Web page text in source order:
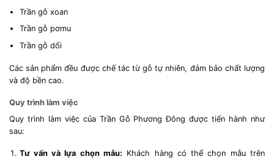
Trần gỗ xoan
Trần gỗ pơmu
Trần gỗ dổi
Các sản phẩm đều được chế tác từ gỗ tự nhiên, đảm bảo chất lượng
và độ bền cao.
Quy trình làm việc
Quy trình làm việc của Trần Gỗ Phương Đông được tiến hành như
sau:
Tư vấn và lựa chọn mẫu: Khách hàng có thể chọn mẫu trên